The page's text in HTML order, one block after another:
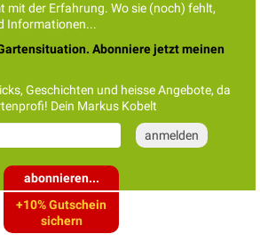
mit der Erfahrung. Wo sie (noch) fehlt,
Informationen...
Abonniere jetzt meinen
Geschichten und heisse Angebote, da
Dein Markus Kobelt
abonnieren...
+10% Gutschein
sichern